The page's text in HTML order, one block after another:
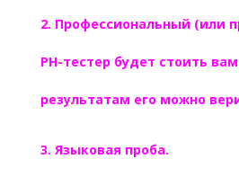
2. Профессиональный (или
PH-тестер будет стоить
результатам его можно
3. Языковая проба.